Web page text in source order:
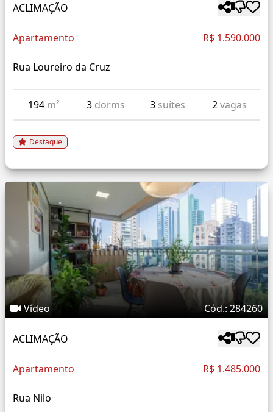
ACLIMAÇÃO
Apartamento R$ 1.590.000
Rua Loureiro da Cruz
194 m² 3 dorms 3 suítes 2vagas
Destaque
Vídeo Cód.: 284260
ACLIMAÇÃO
Apartamento R$ 1.485.000
Rua Nilo